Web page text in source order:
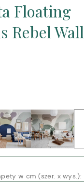
Floating
Rebel
w cm (szer. x wys.):